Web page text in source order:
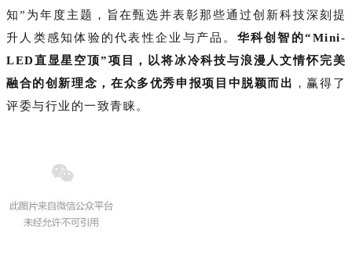
知”‌为年度主题，旨在甄选并表彰那些通过创新科技深刻提
升人类感知体验的代表性企业与产品。 华科创智的“Mini-
LED直显星空顶”项目，以将冰冷科技与浪漫人文情怀完美
融合的创新理念，在众多优秀申报项目中脱颖而出 ，赢得了
评委与行业的一致青睐。